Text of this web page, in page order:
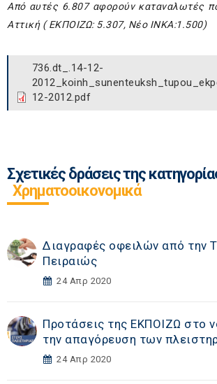
Από αυτές 6.807 αφορούν καταναλωτές
Αττική ( ΕΚΠΟΙΖΩ: 5.307, Νέο ΙΝΚΑ:1.500)
736.dt_.14-12-
12-2012.pdf
Σχετικές δράσεις της
Χρηματοοικονομικά
Διαγραφές οφειλών από την
Πειραιώς
24 Απρ 2020
Προτάσεις της ΕΚΠΟΙΖΩ στο
την απαγόρευση των
24 Απρ 2020